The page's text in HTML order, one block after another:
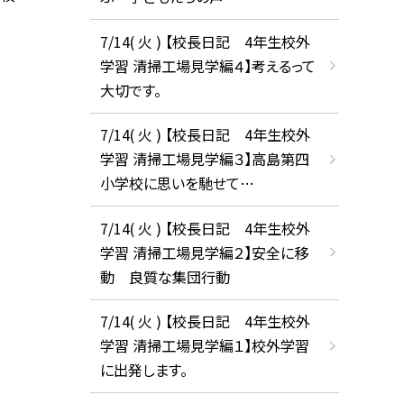
7/14( 火 ) 【校長日記 4年生校外
学習 清掃工場見学編４】考えるって
大切です。
7/14( 火 ) 【校長日記 4年生校外
学習 清掃工場見学編３】高島第四
小学校に思いを馳せて…
7/14( 火 ) 【校長日記 4年生校外
学習 清掃工場見学編２】安全に移
動 良質な集団行動
7/14( 火 ) 【校長日記 4年生校外
学習 清掃工場見学編１】校外学習
に出発します。